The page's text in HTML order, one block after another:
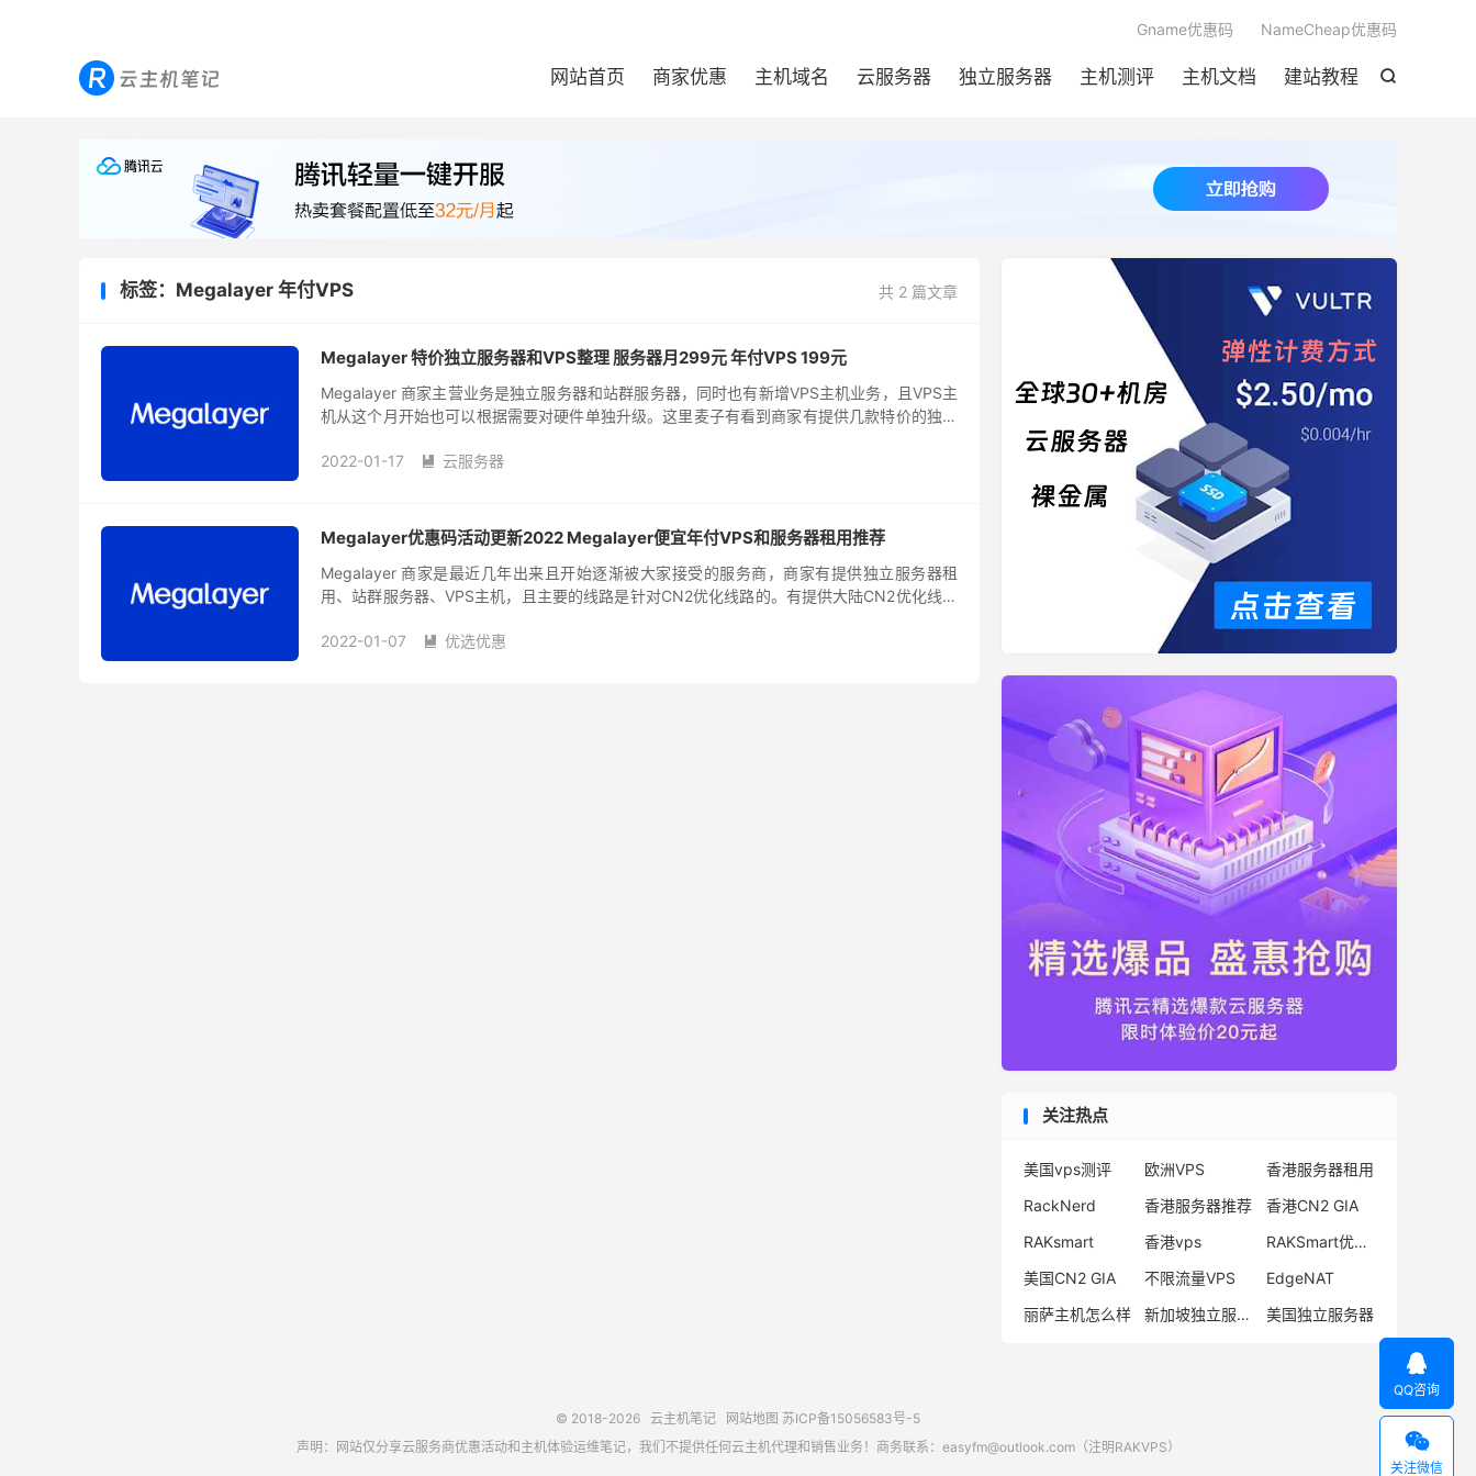

网站首页 商家优惠 主机域名 云服务器 独立服务器 主机测评 主机文档 建站教程
Gname优惠码 NameCheap优惠码
共 2 篇文章
标签：Megalayer 年付VPS
Megalayer 特价独立服务器和VPS整理 服务器月299元 年付VPS 199元
Megalayer 商家主营业务是独立服务器和站群服务器，同时也有新增VPS主机业务，且VPS主
机从这个月开始也可以根据需要对硬件单独升级。这里麦子有看到商家有提供几款特价的独立
2022-01-17
 云服务器
Megalayer优惠码活动更新2022 Megalayer便宜年付VPS和服务器租用推荐
Megalayer 商家是最近几年出来且开始逐渐被大家接受的服务商，商家有提供独立服务器租
用、站群服务器、VPS主机，且主要的线路是针对CN2优化线路的。有提供大陆CN2优化线路
2022-01-07
 优选优惠
关注热点
美国vps测评 欧洲VPS
香港服务器租用
RackNerd
香港服务器推荐
香港CN2 GIA
RAKsmart
香港vps
RAKSmart优惠码
美国CN2 GIA
不限流量VPS
EdgeNAT
丽萨主机怎么样
新加坡独立服务器 美国独立服务器
© 2018-2026 云主机笔记 网站地图 苏ICP备15056583号-5
声明：网站仅分享云服务商优惠活动和主机体验运维笔记，我们不提供任何云主机代理和销售业务！商务联系：easyfm@outlook.com（注明RAKVPS）

QQ咨询

关注微信